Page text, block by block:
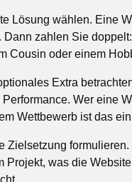
Lösung wählen. Eine
zahlen Sie
Cousin oder einem
Extra
Wer eine
Wettbewerb ist das
Zielsetzung
Projekt, was die